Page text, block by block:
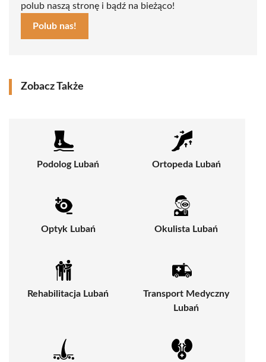
polub naszą stronę i bądź na bieżąco!
Polub nas!
Zobacz Także
Podolog Lubań Ortopeda Lubań
Optyk Lubań Okulista Lubań
Rehabilitacja Lubań
Transport Medyczny
Lubań